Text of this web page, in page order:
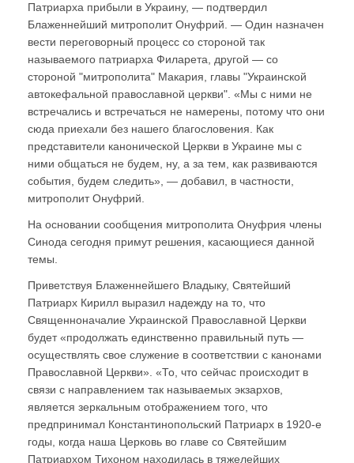
Патриарха прибыли в Украину, — подтвердил
Блаженнейший митрополит Онуфрий. — Один назначен
вести переговорный процесс со стороной так
называемого патриарха Филарета, другой — со
стороной "митрополита" Макария, главы "Украинской
автокефальной православной церкви". «Мы с ними не
встречались и встречаться не намерены, потому что они
сюда приехали без нашего благословения. Как
представители канонической Церкви в Украине мы с
ними общаться не будем, ну, а за тем, как развиваются
события, будем следить», — добавил, в частности,
митрополит Онуфрий.
На основании сообщения митрополита Онуфрия члены
Синода сегодня примут решения, касающиеся данной
темы.
Приветствуя Блаженнейшего Владыку, Святейший
Патриарх Кирилл выразил надежду на то, что
Священноначалие Украинской Православной Церкви
будет «продолжать единственно правильный путь —
осуществлять свое служение в соответствии с канонами
Православной Церкви». «То, что сейчас происходит в
связи с направлением так называемых экзархов,
является зеркальным отображением того, что
предпринимал Константинопольский Патриарх в 1920-е
годы, когда наша Церковь во главе со Святейшим
Патриархом Тихоном находилась в тяжелейших